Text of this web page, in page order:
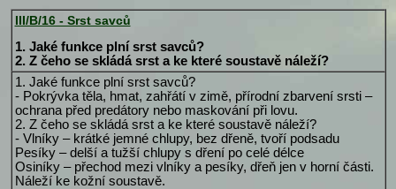
III/B/16 - Srst savců
1. Jaké funkce plní srst savců?
2. Z čeho se skládá srst a ke které soustavě náleží?
1. Jaké funkce plní srst savců?
- Pokrývka těla, hmat, zahřátí v zimě, přírodní zbarvení srsti –
ochrana před predátory nebo maskování při lovu.
2. Z čeho se skládá srst a ke které soustavě náleží?
- Vlníky – krátké jemné chlupy, bez dřeně, tvoří podsadu
Pesíky – delší a tužší chlupy s dření po celé délce
Osiníky – přechod mezi vlníky a pesíky, dřeň jen v horní části.
Náleží ke kožní soustavě.